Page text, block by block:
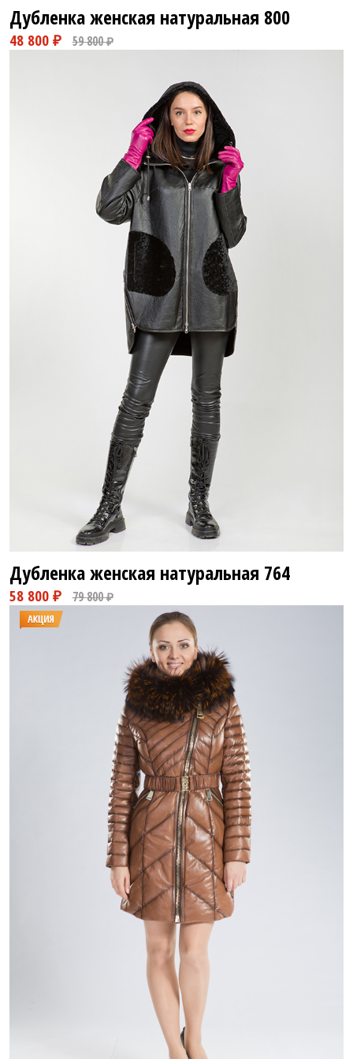
25 800 ₽
Дубленка женская натуральная 800
Дубленка женская натуральная 764